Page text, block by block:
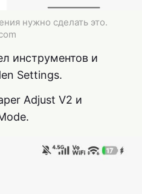
нужно сделать это.
инструментов и
Settings.
Adjust V2 и